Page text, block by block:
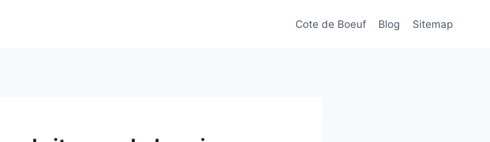
Cote de Boeuf Blog Sitemap